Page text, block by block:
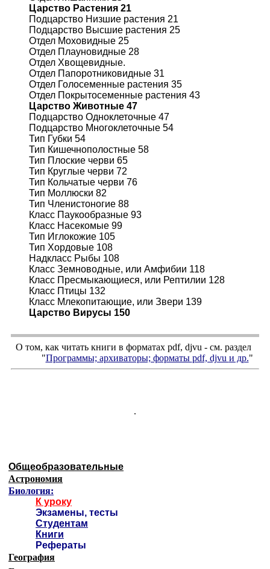
Царство Растения 21
Подцарство Низшие растения 21
Подцарство Высшие растения 25
Отдел Моховидные 25
Отдел Плауновидные 28
Отдел Хвощевидные.
Отдел Папоротниковидные 31
Отдел Голосеменные растения 35
Отдел Покрытосеменные растения 43
Царство Животные 47
Подцарство Одноклеточные 47
Подцарство Многоклеточные 54
Тип Губки 54
Тип Кишечнополостные 58
Тип Плоские черви 65
Тип Круглые черви 72
Тип Кольчатые черви 76
Тип Моллюски 82
Тип Членистоногие 88
Класс Паукообразные 93
Класс Насекомые 99
Тип Иглокожие 105
Тип Хордовые 108
Надкласс Рыбы 108
Класс Земноводные, или Амфибии 118
Класс Пресмыкающиеся, или Рептилии 128
Класс Птицы 132
Класс Млекопитающие, или Звери 139
Царство Вирусы 150
О том, как читать книги в форматах pdf, djvu - см. раздел
"Программы; архиваторы; форматы pdf, djvu и др."
.
Общеобразовательные
Астрономия
Биология:
К уроку
Экзамены, тесты
Студентам
Книги
Рефераты
География